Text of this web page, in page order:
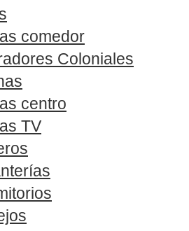
comedor
Coloniales
centro
TV